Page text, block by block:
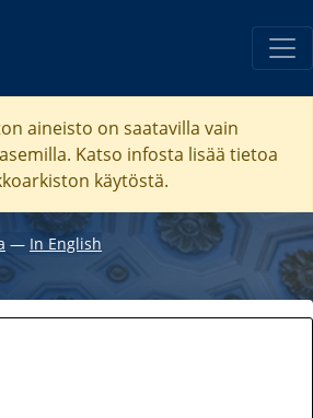
aineisto on saatavilla vain
Katso infosta lisää tietoa
käytöstä.
― In English